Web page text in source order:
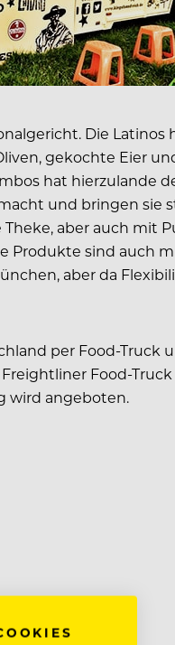
Die
gekochte Eier
hat hierzulande
und bringen sie
aber auch mit
Produkte sind auch
aber da
per Food-Truck
Food-
wird angeboten.